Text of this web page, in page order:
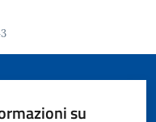
su